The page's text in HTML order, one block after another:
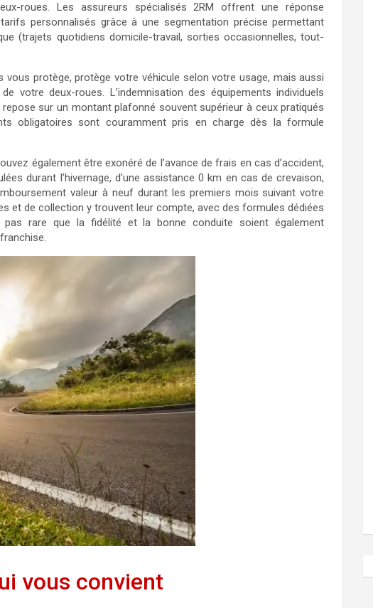
roues. Les assureurs spécialisés 2RM offrent une réponse
personnalisés grâce à une segmentation précise permettant
(trajets quotidiens domicile-travail, sorties occasionnelles, tout-
protège, protège votre véhicule selon votre usage, mais aussi
votre deux-roues. L’indemnisation des équipements individuels
sur un montant plafonné souvent supérieur à ceux pratiqués
obligatoires sont couramment pris en charge dès la formule
également être exonéré de l’avance de frais en cas d’accident,
durant l’hivernage, d’une assistance 0 km en cas de crevaison,
valeur à neuf durant les premiers mois suivant votre
et de collection y trouvent leur compte, avec des formules dédiées
rare que la fidélité et la bonne conduite soient également
vous convient